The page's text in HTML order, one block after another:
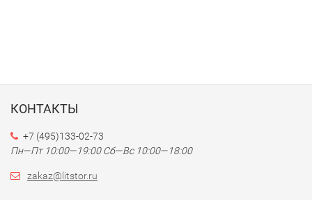
КОНТАКТЫ
+7 (495)133-02-73
Пн—Пт 10:00—19:00 Сб—Вс 10:00—18:00
zakaz@litstor.ru